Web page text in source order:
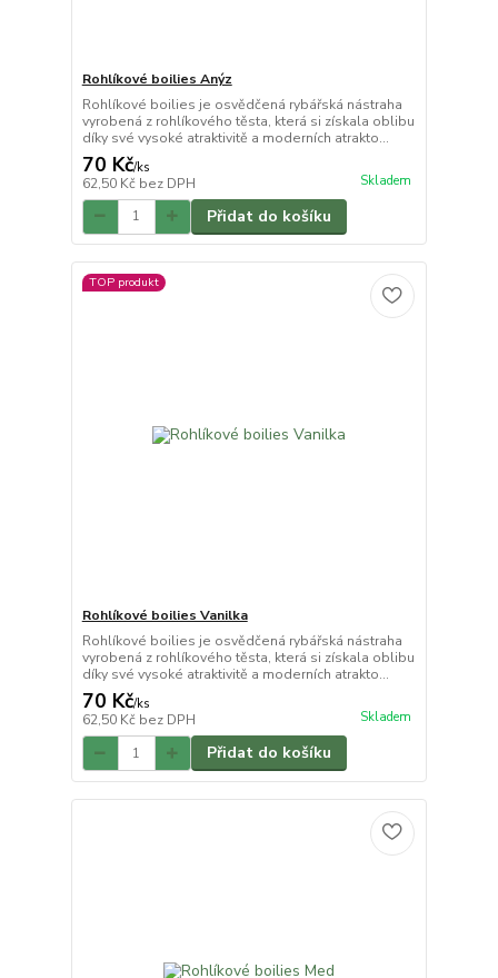
Rohlíkové boilies Anýz
Rohlíkové boilies je osvědčená rybářská nástraha
vyrobená z rohlíkového těsta, která si získala oblibu
díky své vysoké atraktivitě a moderních atrakto...
70 Kč/ks
62,50 Kč bez DPH Skladem
Přidat do košíku
TOP produkt
Rohlíkové boilies Vanilka
Rohlíkové boilies je osvědčená rybářská nástraha
vyrobená z rohlíkového těsta, která si získala oblibu
díky své vysoké atraktivitě a moderních atrakto...
70 Kč/ks
62,50 Kč bez DPH Skladem
Přidat do košíku